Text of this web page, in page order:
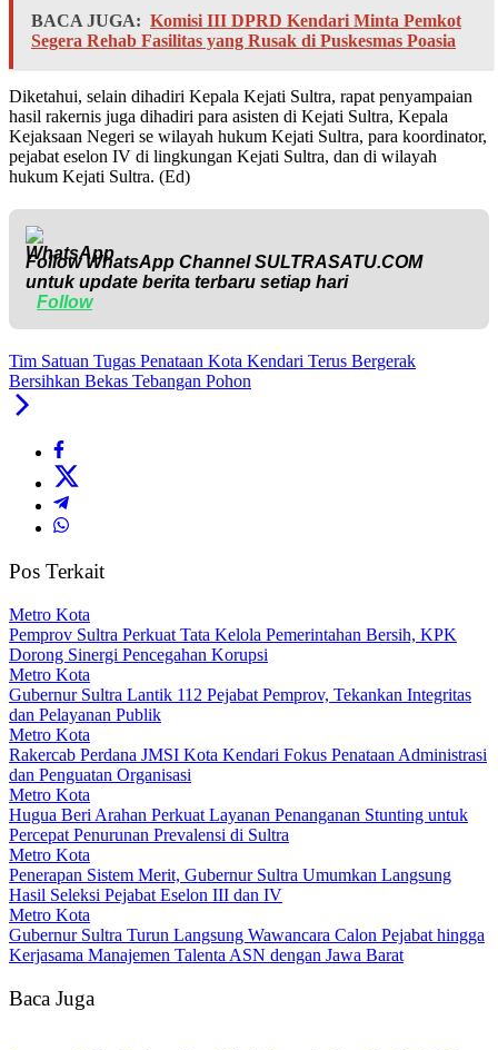
BACA JUGA: Komisi III DPRD Kendari Minta Pemkot
Segera Rehab Fasilitas yang Rusak di Puskesmas Poasia
Diketahui, selain dihadiri Kepala Kejati Sultra, rapat penyampaian
hasil rakernis juga dihadiri para asisten di Kejati Sultra, Kepala
Kejaksaan Negeri se wilayah hukum Kejati Sultra, para koordinator,
pejabat eselon IV di lingkungan Kejati Sultra, dan di wilayah
hukum Kejati Sultra. (Ed)
Follow WhatsApp ChannelSULTRASATU.COM
untuk update berita terbaru setiap hari
Follow
Tim Satuan Tugas Penataan Kota Kendari Terus Bergerak
Bersihkan Bekas Tebangan Pohon
Pos Terkait
Metro Kota
Pemprov Sultra Perkuat Tata Kelola Pemerintahan Bersih, KPK
Dorong Sinergi Pencegahan Korupsi
Metro Kota
Gubernur Sultra Lantik 112 Pejabat Pemprov, Tekankan Integritas
dan Pelayanan Publik
Metro Kota
Rakercab Perdana JMSI Kota Kendari Fokus Penataan Administrasi
dan Penguatan Organisasi
Metro Kota
Hugua Beri Arahan Perkuat Layanan Penanganan Stunting untuk
Percepat Penurunan Prevalensi di Sultra
Metro Kota
Penerapan Sistem Merit, Gubernur Sultra Umumkan Langsung
Hasil Seleksi Pejabat Eselon III dan IV
Metro Kota
Gubernur Sultra Turun Langsung Wawancara Calon Pejabat hingga
Kerjasama Manajemen Talenta ASN dengan Jawa Barat
Baca Juga